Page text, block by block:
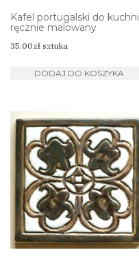
Kafel portugalski do kuchni
ręcznie malowany
35.00zł sztuka
DODAJ DO KOSZYKA